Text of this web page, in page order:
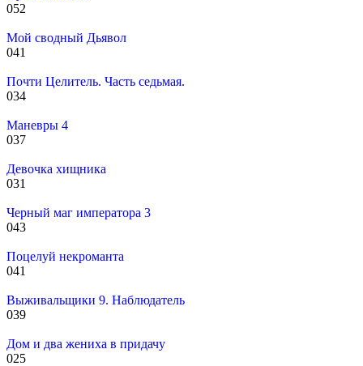
052
Мой сводный Дьявол
041
Почти Целитель. Часть седьмая.
034
Маневры 4
037
Девочка хищника
031
Черный маг императора 3
043
Поцелуй некроманта
041
Выживальщики 9. Наблюдатель
039
Дом и два жениха в придачу
025